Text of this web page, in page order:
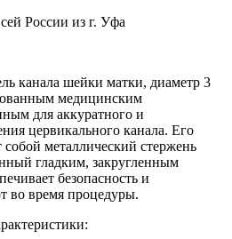
России из г. Уфа
канала шейки матки, диаметр 3
медицинским
для аккуратного и
цервикального канала. Его
собой металлический стержень
гладким, закругленным
безопасность и
во время процедуры.